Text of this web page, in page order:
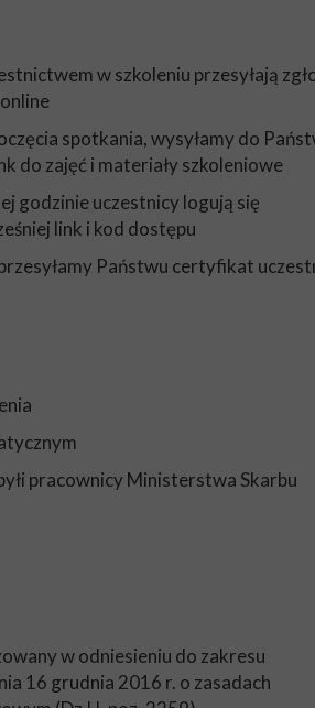
w szkoleniu przesyłają
spotkania, wysyłamy do
do zajęć i materiały szkoleniowe
godzinie uczestnicy logują się
link i kod dostępu
Państwu certyfikat
pracownicy Ministerstwa Skarbu
w odniesieniu do zakresu
16 grudnia 2016 r. o zasadach